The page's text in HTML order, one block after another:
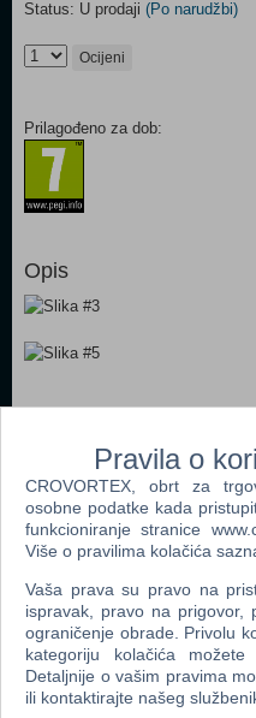
Status: U prodaji (Po narudžbi)
Ocijeni
Prilagođeno za dob:
Opis
Popularno
Returnal (PS 5)
The Nioh Collection (N)
Metro Exodus - Complete
Destruction All Stars (PS 5)
Pravila o
CROVORTEX, obrt za
osobne podatke kada
funkcioniranje stranice
Više o pravilima kolačića
Vaša prava su pravo na
ispravak, pravo na prigovor,
ograničenje obrade. Privolu
kategoriju kolačića
Detaljnije o vašim pravima
ili kontaktirajte našeg